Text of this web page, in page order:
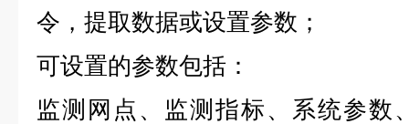
令，提取数据或设置参数；
可设置的参数包括：
监测网点、监测指标、系统参数